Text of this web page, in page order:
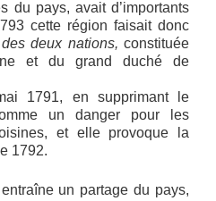
du pays, avait d’importants
cette région faisait donc
deux nations, constituée
et du grand duché de
1791, en supprimant le
un danger pour les
et elle provoque la
1792.
un partage du pays,